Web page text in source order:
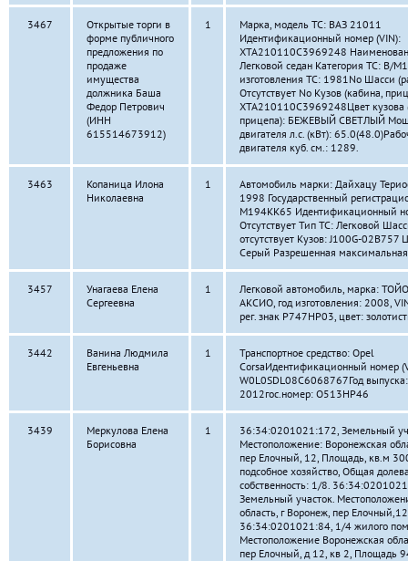
3467
Открытые торги в
форме публичного
предложения по
продаже
имущества
должника Баша
Федор Петрович
(ИНН
615514673912)
1
Марка, модель ТС: ВАЗ 21011
Идентификационный номер (VIN):
XTA210110C3969248
Легковой седан Категория ТС: B/
изготовления ТС: 1981No Шасси
Отсутствует No Кузов (кабина,
XTA210110C3969248Цвет кузова
прицепа): БЕЖЕВЫЙ СВЕТЛЫЙ
двигателя л.с. (кВт):
двигателя куб. см.: 1289.
3463
Копаница Илона
Николаевна
1
Автомобиль марки: Дайхацу
1998 Государственный
М194КК65 Идентификационный
Отсутствует Тип ТС: Легковой
отсутствует Кузов: J100G-02B757
Серый Разрешенная
3457
Унагаева Елена
Сергеевна
1
Легковой автомобиль, марка:
АКСИО, год изготовления: 2008,
рег. знак Р747НР03, цвет:
3442
Ванина Людмила
Евгеньевна
1
Транспортное средство: Opel
CorsaИдентификационный номер
W0L0SDL08C6068767Год выпуска:
2012гос.номер: О513НР46
3439
Меркулова Елена
Борисовна
1
36:34:0201021:172, Земельный
Местоположение: Воронежская
пер Елочный, 12, Площадь, кв.м
подсобное хозяйство, Общая
собственность: 1/8.
Земельный участок.
область, г Воронеж, пер
36:34:0201021:84, 1/4 жилого
Местоположение Воронежская
пер Елочный, д 12, кв 2, Площадь